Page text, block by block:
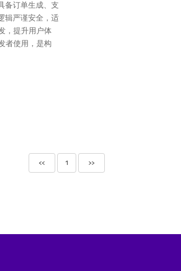
备订单生成、支
辑严谨安全，适
，提升用户体
者使用，是构
<< 1 >>